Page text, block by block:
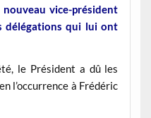
nouveau vice-président
délégations qui lui ont
le Président a dû les
l’occurrence à Frédéric